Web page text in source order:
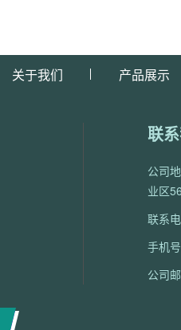
关于我们 产品展示
联
公司
业区
联系
手机
公司